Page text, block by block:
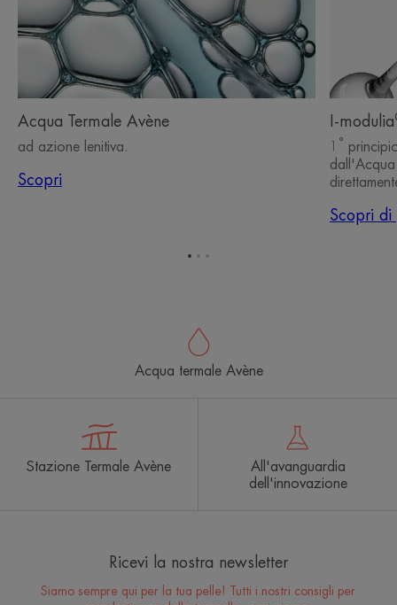
Acqua Termale Avène
ad azione lenitiva.
Scopri
I-modulia
1 °
dall'Acqua
Scopri di
Acqua termale Avène
Stazione Termale Avène
All'avanguardia
dell'innovazione
Ricevi la nostra newsletter
Siamo sempre qui per la tua pelle! Tutti i nostri consigli per